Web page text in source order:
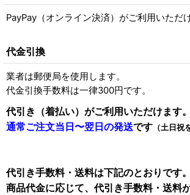
PayPay（オンライン決済）がご利用いただ
代金引換
業者は郵便局を使用します。
代金引換手数料は一律300円です。
代引き（着払い）がご利用いただけます。
通常ご注文当日〜翌日の発送です （土日祝
代引き手数料・送料は下記のとおりです。
商品代金に応じて、代引き手数料・送料